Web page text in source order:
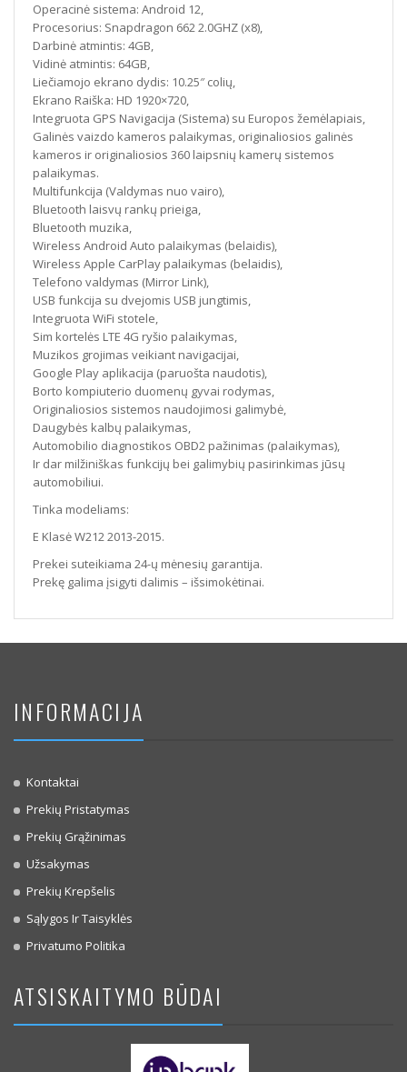
Operacinė sistema: Android 12,
Procesorius: Snapdragon 662 2.0GHZ (x8),
Darbinė atmintis: 4GB,
Vidinė atmintis: 64GB,
Liečiamojo ekrano dydis: 10.25″ colių,
Ekrano Raiška: HD 1920×720,
Integruota GPS Navigacija (Sistema) su Europos žemėlapiais,
Galinės vaizdo kameros palaikymas, originaliosios galinės
kameros ir originaliosios 360 laipsnių kamerų sistemos
palaikymas.
Multifunkcija (Valdymas nuo vairo),
Bluetooth laisvų rankų prieiga,
Bluetooth muzika,
Wireless Android Auto palaikymas (belaidis),
Wireless Apple CarPlay palaikymas (belaidis),
Telefono valdymas (Mirror Link),
USB funkcija su dvejomis USB jungtimis,
Integruota WiFi stotele,
Sim kortelės LTE 4G ryšio palaikymas,
Muzikos grojimas veikiant navigacijai,
Google Play aplikacija (paruošta naudotis),
Borto kompiuterio duomenų gyvai rodymas,
Originaliosios sistemos naudojimosi galimybė,
Daugybės kalbų palaikymas,
Automobilio diagnostikos OBD2 pažinimas (palaikymas),
Ir dar milžiniškas funkcijų bei galimybių pasirinkimas jūsų
automobiliui.
Tinka modeliams:
E Klasė W212 2013-2015.
Prekei suteikiama 24-ų mėnesių garantija.
Prekę galima įsigyti dalimis – išsimokėtinai.
INFORMACIJA
Kontaktai
Prekių Pristatymas
Prekių Grąžinimas
Užsakymas
Prekių Krepšelis
Sąlygos Ir Taisyklės
Privatumo Politika
ATSISKAITYMO BŪDAI